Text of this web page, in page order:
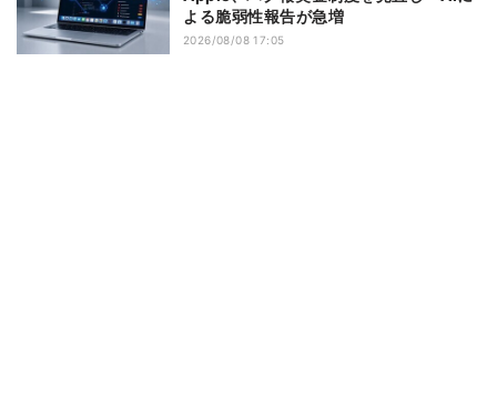
よる脆弱性報告が急増
2026/08/08 17:05